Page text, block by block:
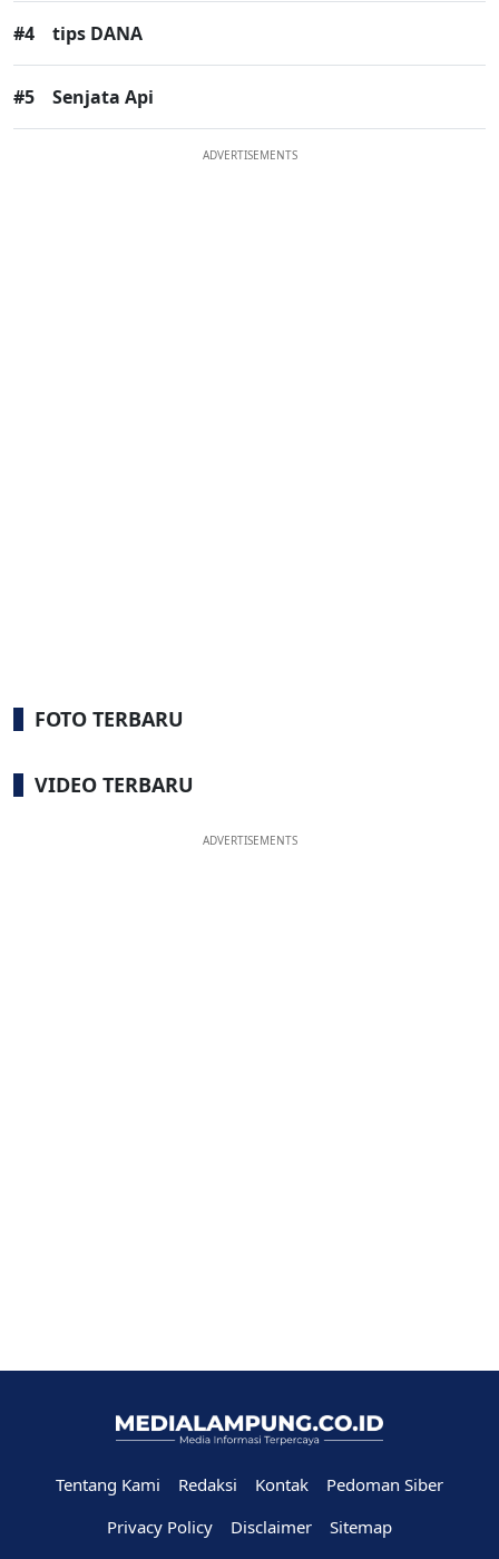
#4 tips DANA
#5 Senjata Api
ADVERTISEMENTS
FOTO TERBARU
VIDEO TERBARU
ADVERTISEMENTS
Tentang Kami Redaksi Kontak
Pedoman Siber
Privacy Policy
Disclaimer Sitemap